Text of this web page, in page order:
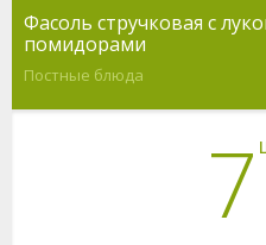
Фасоль стручковая с
помидорами
Постные блюда
7